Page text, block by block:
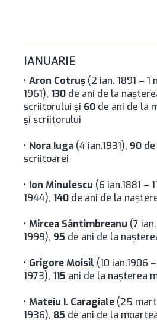
IANUARIE
• Aron Cotruş (2 ian. 1891 – 1
1961), 130 de ani de la
scriitorului și 60 de ani de la
și scriitorului
• Nora Iuga (4 ian.1931), 90
scriitoarei
• Ion Minulescu (6 ian.1881 –
1944), 140 de ani de la
• Mircea Sântimbreanu (7
1999), 95 de ani de la
• Grigore Moisil (10 ian.1906
1973), 115 ani de la naşterea
• Mateiu I. Caragiale (25
1936), 85 de ani de la